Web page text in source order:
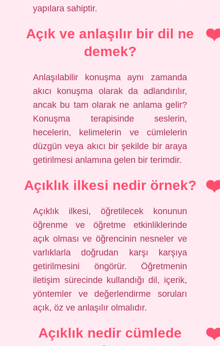
yapılara sahiptir.
Açık ve anlaşılır bir dil ne
demek?
Anlaşılabilir konuşma aynı zamanda
akıcı konuşma olarak da adlandırılır,
ancak bu tam olarak ne anlama gelir?
Konuşma terapisinde seslerin,
hecelerin, kelimelerin ve cümlelerin
düzgün veya akıcı bir şekilde bir araya
getirilmesi anlamına gelen bir terimdir.
Açıklık ilkesi nedir örnek?
Açıklık ilkesi, öğretilecek konunun
öğrenme ve öğretme etkinliklerinde
açık olması ve öğrencinin nesneler ve
varlıklarla doğrudan karşı karşıya
getirilmesini öngörür. Öğretmenin
iletişim sürecinde kullandığı dil, içerik,
yöntemler ve değerlendirme soruları
açık, öz ve anlaşılır olmalıdır.
Açıklık nedir cümlede